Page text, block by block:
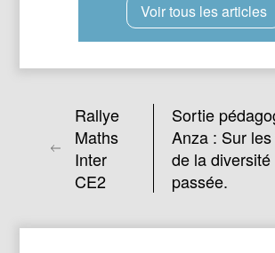
Voir tous les articles
Rallye
Maths
Inter
CE2
Sortie
Anza : Sur
de la diversité
passée.